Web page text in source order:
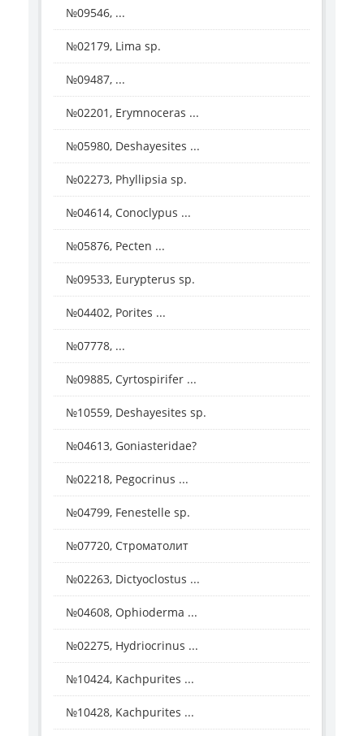
№09546, ...
№02179, Lima sp.
№09487, ...
№02201, Erymnoceras ...
№05980, Deshayesites ...
№02273, Phyllipsia sp.
№04614, Conoclypus ...
№05876, Pecten ...
№09533, Eurypterus sp.
№04402, Porites ...
№07778, ...
№09885, Cyrtospirifer ...
№10559, Deshayesites sp.
№04613, Goniasteridae?
№02218, Pegocrinus ...
№04799, Fenestelle sp.
№07720, Строматолит
№02263, Dictyoclostus ...
№04608, Ophioderma ...
№02275, Hydriocrinus ...
№10424, Kachpurites ...
№10428, Kachpurites ...